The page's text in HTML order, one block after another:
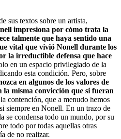
sus textos sobre un artista,
impresiona por cómo trata la
talmente que haya sentido una
vital que vivió Nonell durante los
la irreductible defensa que hace
en un espacio privilegiado de la
esta condición. Pero, sobre
en algunos de los valores de
la misma convicción que si fueran
contención, que a menudo hemos
siempre en Nonell. En un trazo de
se condensa todo un mundo, por su
todo por todas aquellas otras
de no realizar.